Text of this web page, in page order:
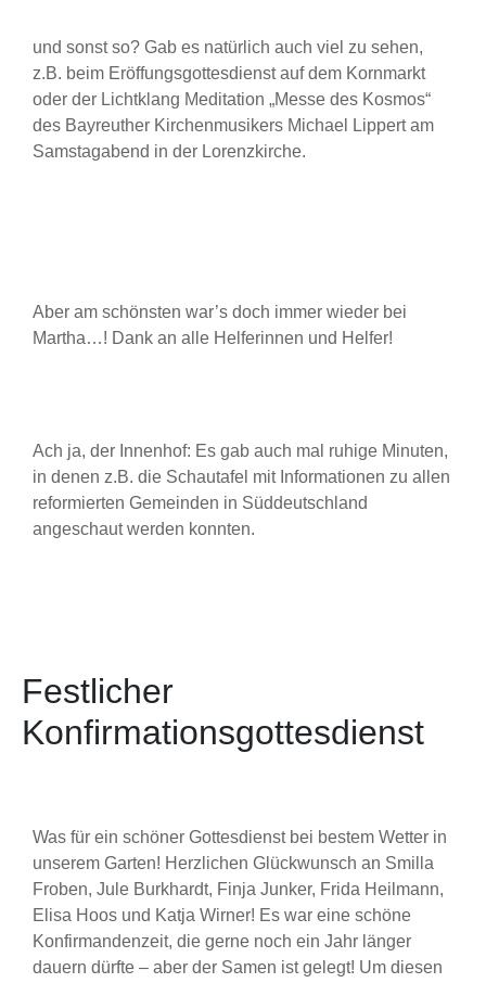
und sonst so? Gab es natürlich auch viel zu sehen,
z.B. beim Eröffungsgottesdienst auf dem Kornmarkt
oder der Lichtklang Meditation „Messe des Kosmos“
des Bayreuther Kirchenmusikers Michael Lippert am
Samstagabend in der Lorenzkirche.
Aber am schönsten war’s doch immer wieder bei
Martha…! Dank an alle Helferinnen und Helfer!
Ach ja, der Innenhof: Es gab auch mal ruhige Minuten,
in denen z.B. die Schautafel mit Informationen zu allen
reformierten Gemeinden in Süddeutschland
angeschaut werden konnten.
Festlicher
Konfirmationsgottesdienst
Was für ein schöner Gottesdienst bei bestem Wetter in
unserem Garten! Herzlichen Glückwunsch an Smilla
Froben, Jule Burkhardt, Finja Junker, Frida Heilmann,
Elisa Hoos und Katja Wirner! Es war eine schöne
Konfirmandenzeit, die gerne noch ein Jahr länger
dauern dürfte – aber der Samen ist gelegt! Um diesen